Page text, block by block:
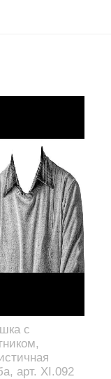
с
арт. XI.092